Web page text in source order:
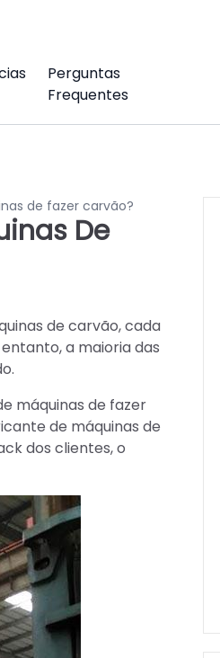
Perguntas
Frequentes
de fazer carvão?
De
de carvão, cada
a maioria das
máquinas de fazer
de máquinas de
dos clientes, o